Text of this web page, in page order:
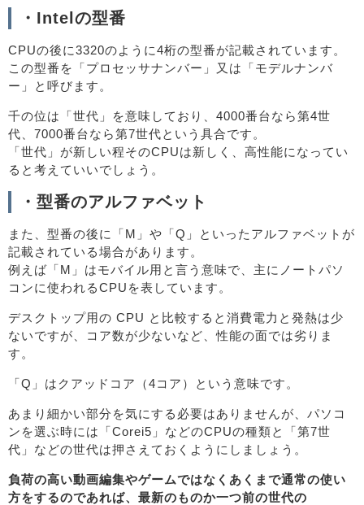
・Intelの型番
CPUの後に3320のように4桁の型番が記載されています。
この型番を「プロセッサナンバー」又は「モデルナンバ
ー」と呼びます。
千の位は「世代」を意味しており、4000番台なら第4世
代、7000番台なら第7世代という具合です。
「世代」が新しい程そのCPUは新しく、高性能になってい
ると考えていいでしょう。
・型番のアルファベット
また、型番の後に「M」や「Q」といったアルファベットが
記載されている場合があります。
例えば「M」はモバイル用と言う意味で、主にノートパソ
コンに使われるCPUを表しています。
デスクトップ用の CPU と比較すると消費電力と発熱は少
ないですが、コア数が少ないなど、性能の面では劣りま
す。
「Q」はクアッドコア（4コア）という意味です。
あまり細かい部分を気にする必要はありませんが、パソコ
ンを選ぶ時には「Corei5」などのCPUの種類と「第7世
代」などの世代は押さえておくようにしましょう。
負荷の高い動画編集やゲームではなくあくまで通常の使い
方をするのであれば、最新のものか一つ前の世代の